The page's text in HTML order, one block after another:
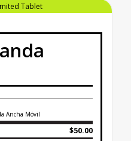
Tablet
Ancha Móvil
$50.00